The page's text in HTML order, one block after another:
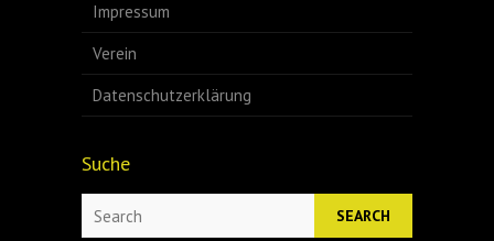
Impressum
Verein
Datenschutzerklärung
Suche
Search